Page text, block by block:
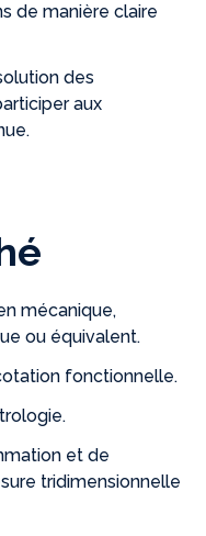
de manière claire
des
aux
mécanique,
ou équivalent.
fonctionnelle.
et de
tridimensionnelle